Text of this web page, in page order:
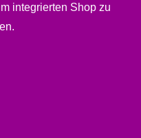
integrierten Shop zu